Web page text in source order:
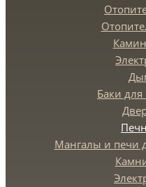
Баки
Мангалы и печи